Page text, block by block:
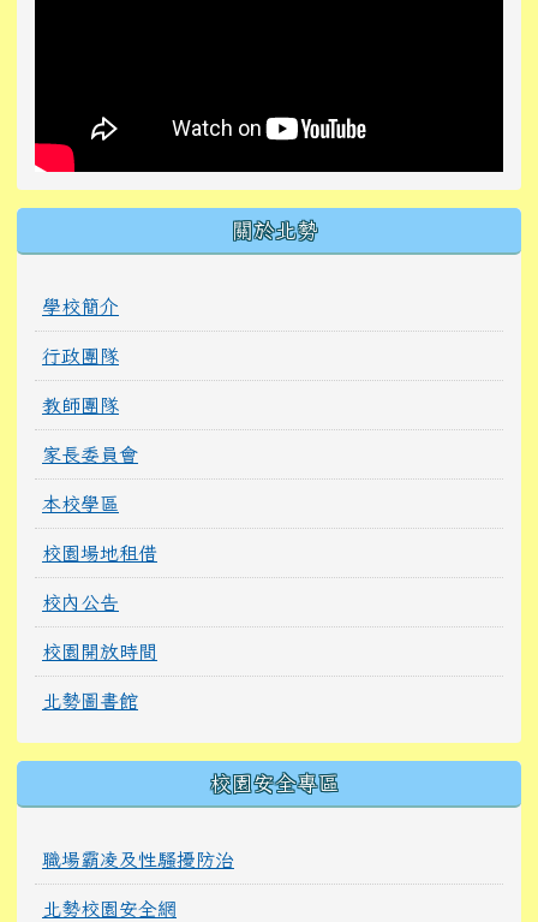
關於北勢
學校簡介
行政團隊
教師團隊
家長委員會
本校學區
校園場地租借
校內公告
校園開放時間
北勢圖書館
校園安全專區
職場霸凌及性騷擾防治
北勢校園安全網